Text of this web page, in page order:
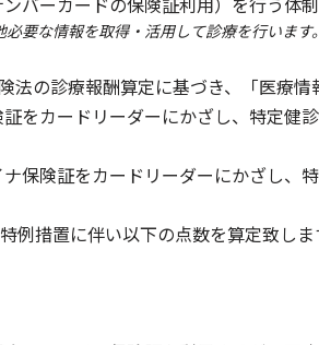
要な情報を取得・活用して診療を行います。
法の診療報酬算定に基づき、「医療
をカードリーダーにかざし、特定健
ナ保険証をカードリーダーにかざし
措置に伴い以下の点数を算定致しま